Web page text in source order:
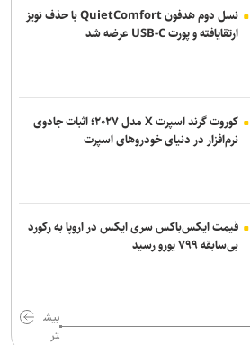
خود متکی باشیم و برادری واقعی را در پیش
مکه
به خاک سوریه
به دنبال راه خروج از جنگ با ایران هستند
نسل دوم هدفون QuietComfort با حذف نویز
ارتقایافته و پورت USB-C عرضه شد
کوروت گرند اسپرت X مدل ۲۰۲۷؛ اثبات جادوی
نرم‌افزار در دنیای خودروهای اسپرت
قیمت ایکس‌باکس سری ایکس در اروپا به رکورد
بی‌سابقه ۷۹۹ یورو رسید
بیش
تر